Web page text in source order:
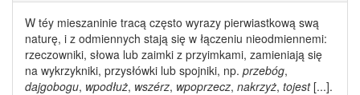
W téy mieszaninie tracą często wyrazy pierwiastkową swą
naturę, i z odmiennych stają się w łączeniu nieodmiennemi:
rzeczowniki, słowa lub zaimki z przyimkami, zamieniają się
na wykrzykniki, przysłówki lub spojniki, np. przebóg,
dajgobogu, wpodłuż, wszérz, wpoprzecz, nakrzyż, tojest[...].